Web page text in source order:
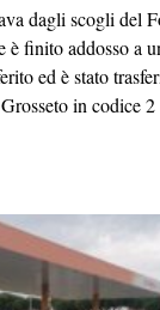
dagli scogli del
è finito addosso a
ed è stato
in codice 2